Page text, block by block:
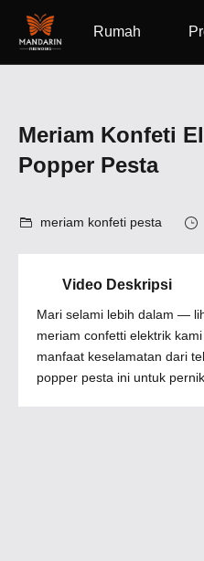
Rumah
Meriam Konfeti
Popper Pesta
meriam konfeti pesta
Video Deskripsi
Mari selami lebih dalam —
meriam confetti elektrik
manfaat keselamatan dari
popper pesta ini untuk